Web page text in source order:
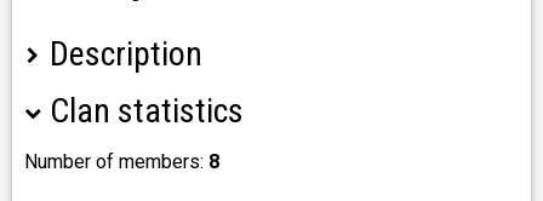
Description
Erfolge:
3: Clankampagne: Platz 36
Operation Safari: 80 Panzer
4. Clankampagne: Platz 67 43 Panzer
Clan statistics
Number of members: 8